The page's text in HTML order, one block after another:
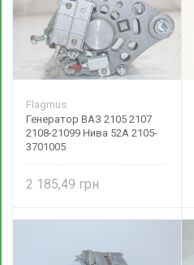
Flagmus
Генератор ВАЗ 2105 2107
2108-21099 Нива 52А 2105-
3701005
2 185,49